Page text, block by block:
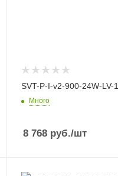
SVT-P-I-v2-900-24W-LV-
Много
8 768руб./шт